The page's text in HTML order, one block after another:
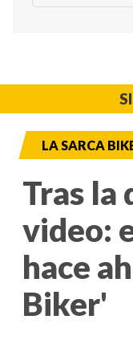
LA SARCA
Tras la
video:
hace
Biker'